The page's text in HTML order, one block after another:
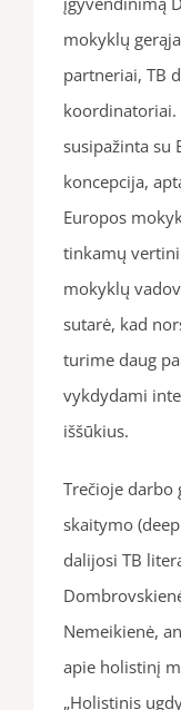
mokyklų
partneriai, TB
susipažinta su
koncepcija,
Europos
tinkamų
mokyklų
sutarė, kad
turime daug
vykdydami
iššūkius.
Trečioje darbo
skaitymo
dalijosi TB
Nemeikienė,
apie holistinį
„Holistinis